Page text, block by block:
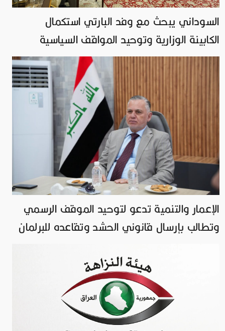
السوداني يبحث مع وفد البارتي استكمال
الكابينة الوزارية وتوحيد المواقف السياسية
الإعمار والتنمية تدعو لتوحيد الموقف الرسمي
وتطالب بإرسال قانوني الحشد وتقاعده للبرلمان